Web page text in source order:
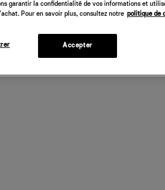
garantir la confidentialité de vos informations et
Pour en savoir plus, consultez notre politique de
Accepter